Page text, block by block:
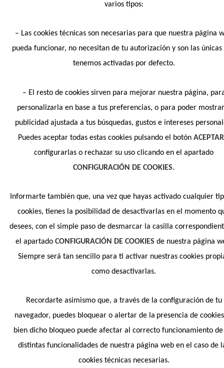
varios tipos:
– Las cookies técnicas son necesarias para que nuestra página
pueda funcionar, no necesitan de tu autorización y son las únicas
tenemos activadas por defecto.
– El resto de cookies sirven para mejorar nuestra página,
personalizarla en base a tus preferencias, o para poder
publicidad ajustada a tus búsquedas, gustos e intereses
Puedes aceptar todas estas cookies pulsando el botón
configurarlas o rechazar su uso clicando en el apartado
CONFIGURACIÓN DE COOKIES.
Informarte también que, una vez que hayas activado cualquier
cookies, tienes la posibilidad de desactivarlas en el momento
desees, con el simple paso de desmarcar la casilla
el apartado CONFIGURACIÓN DE COOKIES de nuestra página
Siempre será tan sencillo para ti activar nuestras cookies
como desactivarlas.
Recordarte asimismo que, a través de la configuración de tu
navegador, puedes bloquear o alertar de la presencia de
bien dicho bloqueo puede afectar al correcto funcionamiento
distintas funcionalidades de nuestra página web en el caso de
cookies técnicas necesarias.